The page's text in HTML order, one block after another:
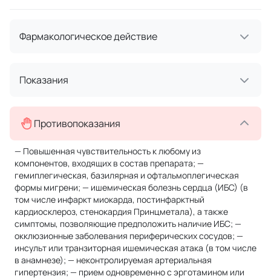
Фармакологическое действие
Показания
Противопоказания
— Повышенная чувствительность к любому из
компонентов, входящих в состав препарата; —
гемиплегическая, базилярная и офтальмоплегическая
формы мигрени; — ишемическая болезнь сердца (ИБС) (в
том числе инфаркт миокарда, постинфарктный
кардиосклероз, стенокардия Принцметала), а также
симптомы, позволяющие предположить наличие ИБС; —
окклюзионные заболевания периферических сосудов; —
инсульт или транзиторная ишемическая атака (в том числе
в анамнезе); — неконтролируемая артериальная
гипертензия; — прием одновременно с эрготамином или